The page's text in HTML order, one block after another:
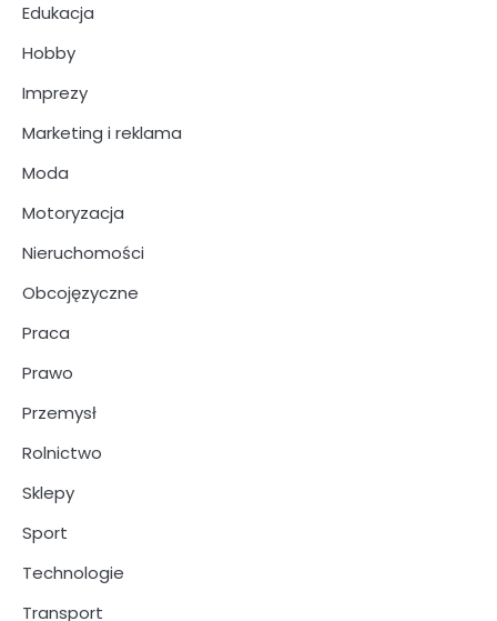
Edukacja
Hobby
Imprezy
Marketing i reklama
Moda
Motoryzacja
Nieruchomości
Obcojęzyczne
Praca
Prawo
Przemysł
Rolnictwo
Sklepy
Sport
Technologie
Transport